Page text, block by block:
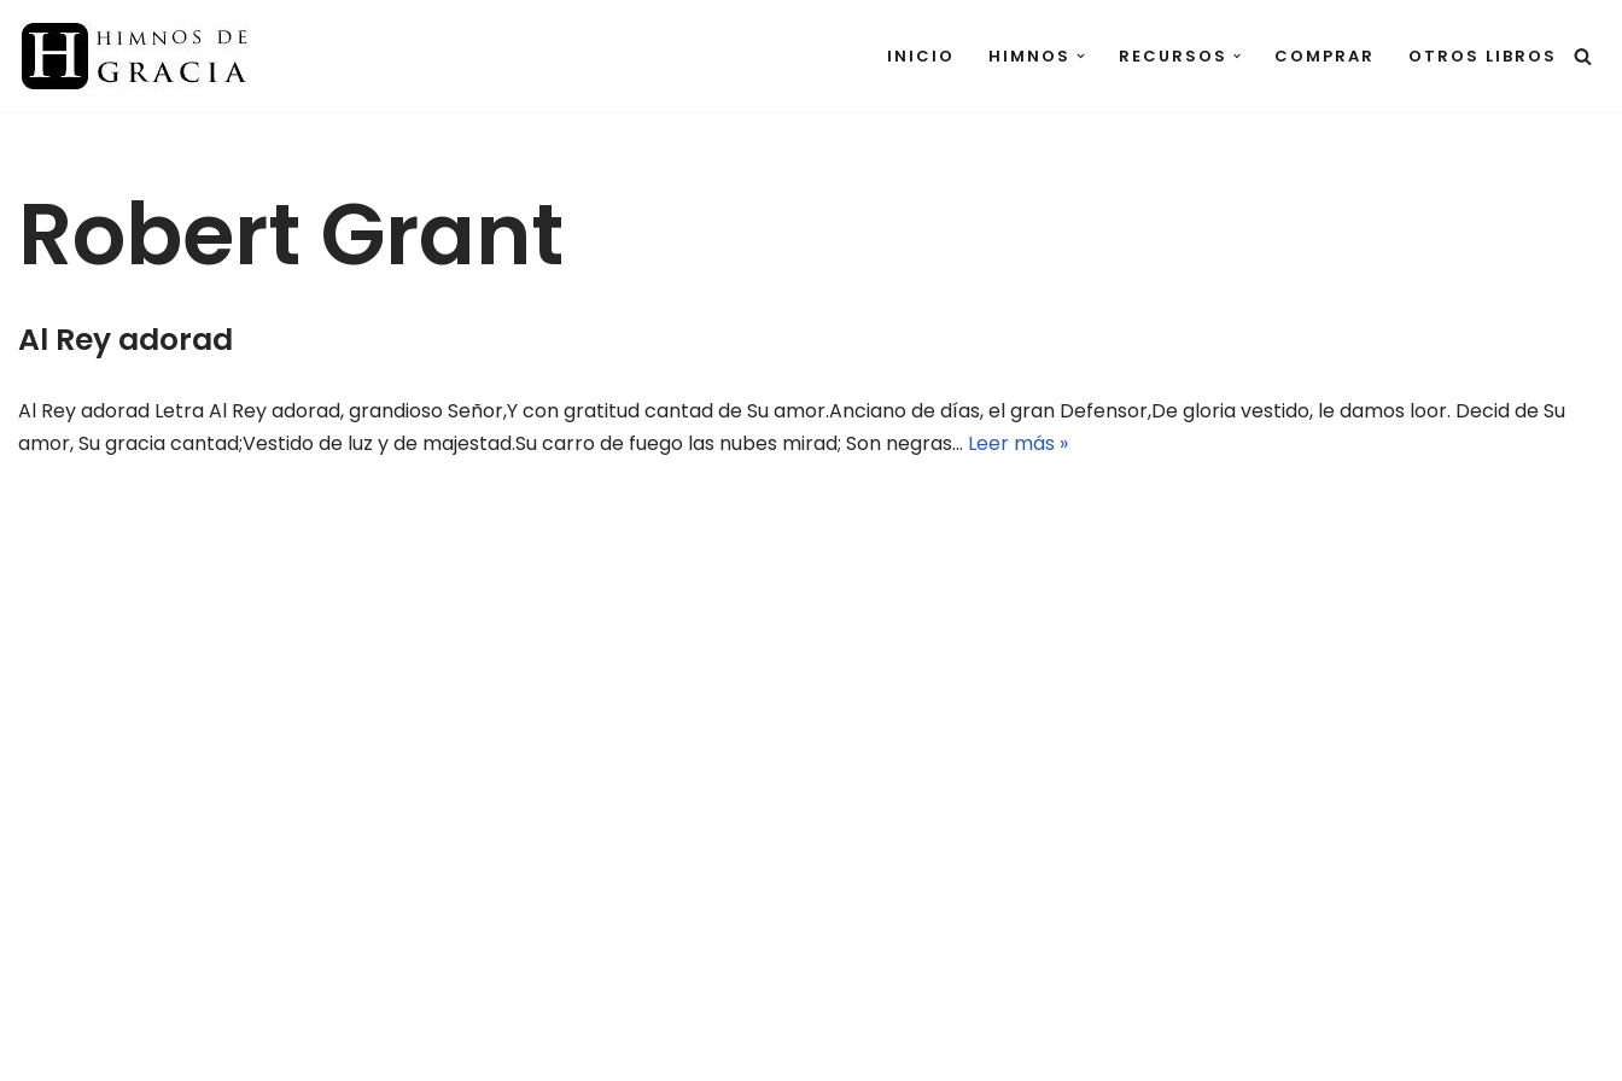
Saltar
INICIO HIMNOS RECURSOS COMPRAR OTROS LIBROS
Robert Grant
Al Rey adorad
Al Rey adorad Letra Al Rey adorad, grandioso Señor,Y con gratitud cantad de Su amor.Anciano de días, el gran Defensor,De gloria vestido, le damos loor. Decid de Su
amor, Su gracia cantad;Vestido de luz y de majestad.Su carro de fuego las nubes mirad; Son negras… Leer más »